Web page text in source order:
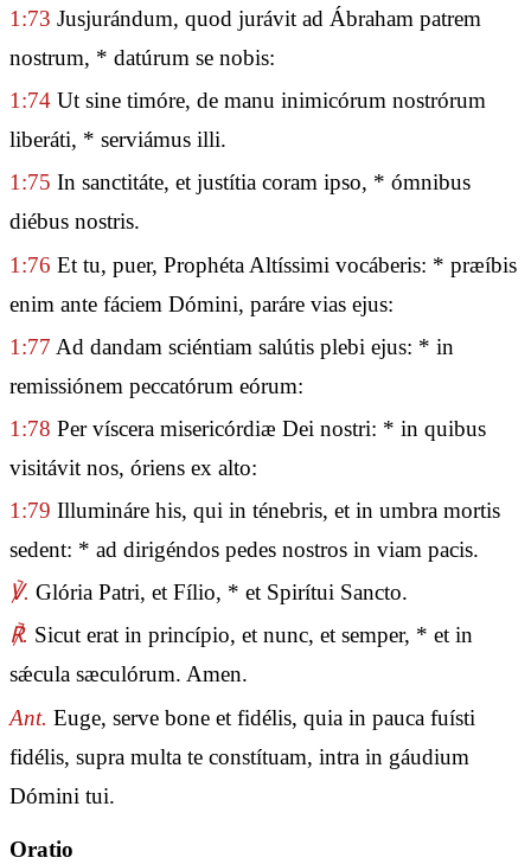
1:73 Jusjurándum, quod jurávit ad Ábraham patrem
nostrum, * datúrum se nobis:
1:74 Ut sine timóre, de manu inimicórum nostrórum
liberáti, * serviámus illi.
1:75 In sanctitáte, et justítia coram ipso, * ómnibus
diébus nostris.
1:76 Et tu, puer, Prophéta Altíssimi vocáberis: * præíbis
enim ante fáciem Dómini, paráre vias ejus:
1:77 Ad dandam sciéntiam salútis plebi ejus: * in
remissiónem peccatórum eórum:
1:78 Per víscera misericórdiæ Dei nostri: * in quibus
visitávit nos, óriens ex alto:
1:79 Illumináre his, qui in ténebris, et in umbra mortis
sedent: * ad dirigéndos pedes nostros in viam pacis.
℣. Glória Patri, et Fílio, * et Spirítui Sancto.
℟. Sicut erat in princípio, et nunc, et semper, * et in
sǽcula sæculórum. Amen.
Ant. Euge, serve bone et fidélis, quia in pauca fuísti
fidélis, supra multa te constítuam, intra in gáudium
Dómini tui.
Oratio